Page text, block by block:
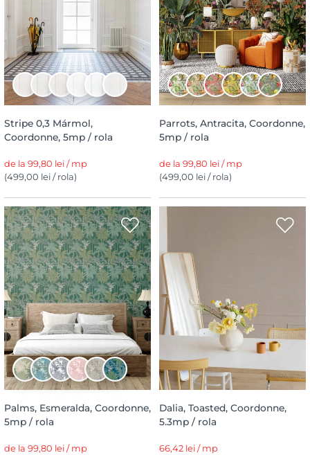
Stripe 0,3 Mármol,
Coordonne, 5mp / rola
de la 99,80 lei / mp
(499,00 lei / rola)
Parrots, Antracita, Coordonne,
5mp / rola
de la 99,80 lei / mp
(499,00 lei / rola)
Palms, Esmeralda, Coordonne,
5mp / rola
de la 99,80 lei / mp
Dalia, Toasted, Coordonne,
5.3mp / rola
66,42 lei / mp